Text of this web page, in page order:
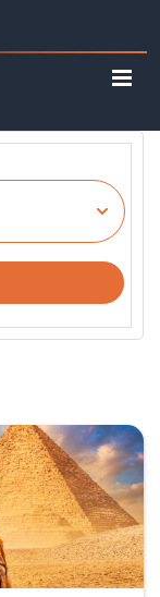
Inicio
Egipto
Turquía
Jordania
Marruecos
África
Tipo de viaje